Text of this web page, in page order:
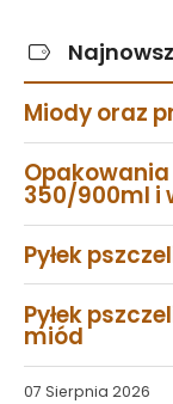
Miody oraz
350/900ml i
Pyłek
Pyłek
miód
07 Sierpnia 2026